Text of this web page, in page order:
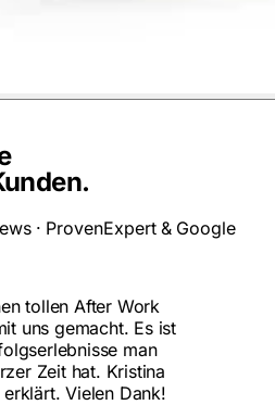
· ProvenExpert & Google
tollen After Work
uns gemacht. Es ist
man
Zeit hat. Kristina
Vielen Dank!